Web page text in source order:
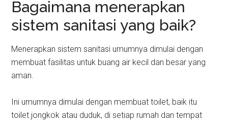
Bagaimana menerapkan
sistem sanitasi yang baik?
Menerapkan sistem sanitasi umumnya dimulai dengan
membuat fasilitas untuk buang air kecil dan besar yang
aman.
Ini umumnya dimulai dengan membuat toilet, baik itu
toilet jongkok atau duduk, di setiap rumah dan tempat